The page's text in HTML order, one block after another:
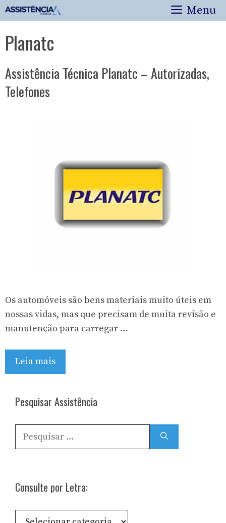
Pular
para
conteúdo
Menu
Planatc
Assistência Técnica Planatc – Autorizadas,
Telefones
Os automóveis são bens materiais muito úteis em
nossas vidas, mas que precisam de muita revisão e
manutenção para carregar …
Leia mais
Pesquisar Assistência
Pesquisar
por:
Consulte por Letra:
Consulte